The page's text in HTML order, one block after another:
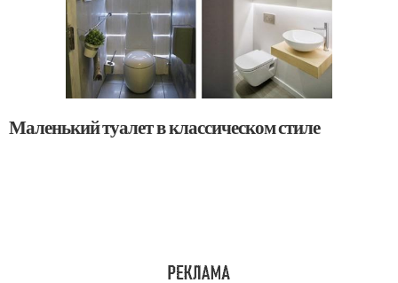
Маленький туалет в классическом стиле